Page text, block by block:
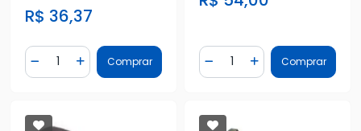
R$ 36,37
Diminuir Quantidade
Quantidade
Adicionar Quantidade
Comprar Diminuir Quantidade
Quantidade
AdicionarComprar